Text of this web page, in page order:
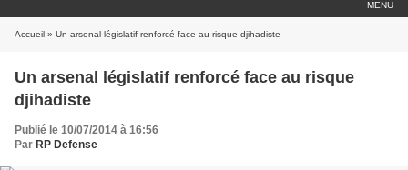
MENU
Accueil » Un arsenal législatif renforcé face au risque djihadiste
Un arsenal législatif renforcé face au risque
djihadiste
Publié le 10/07/2014 à 16:56
Par RP Defense